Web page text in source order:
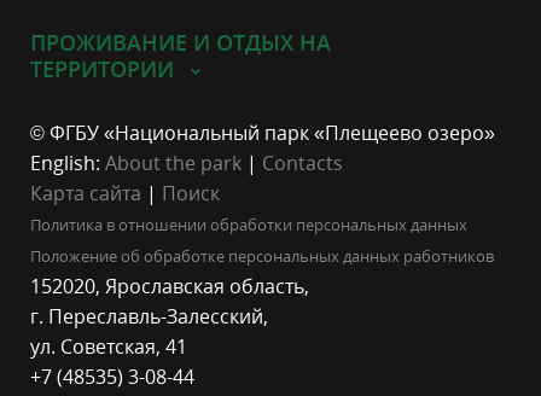
ПРОЖИВАНИЕ И ОТДЫХ НА
ТЕРРИТОРИИ
© ФГБУ «Национальный парк «Плещеево озеро»
English: About the park | Contacts
Карта сайта | Поиск
Политика в отношении обработки персональных данных
Положение об обработке персональных данных работников
152020, Ярославская область,
г. Переславль-Залесский,
ул. Советская, 41
+7 (48535) 3-08-44